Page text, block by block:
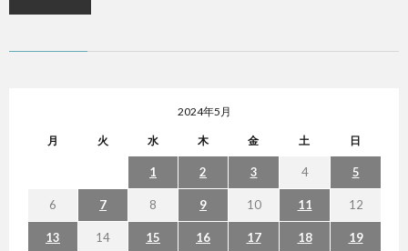
2024年5月
月 火 水 木 金 土 日
1 2 3 4 5
6 7 8 9 10 11 12
13 14 15 16 17 18 19